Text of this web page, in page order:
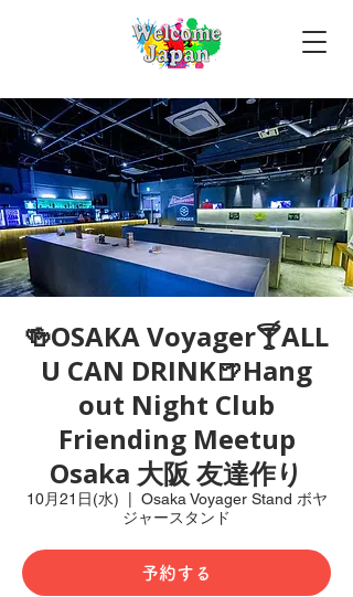
🍻OSAKA Voyager🍸ALL
U CAN DRINK🍺Hang
out Night Club
Friending Meetup
Osaka 大阪 友達作り
10月21日(水)
Osaka Voyager Stand ボヤ
ジャースタンド
予約する